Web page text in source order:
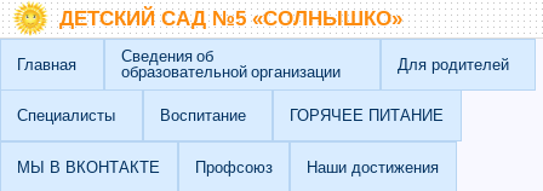
Перейти к основному содержанию
Skip to searchДЕТСКИЙ САД №5 «СОЛНЫШКО»
Главная
Сведения об
образовательной организации
Для родителей
Специалисты Воспитание ГОРЯЧЕЕ ПИТАНИЕ
МЫ В ВКОНТАКТЕ Профсоюз Наши достижения